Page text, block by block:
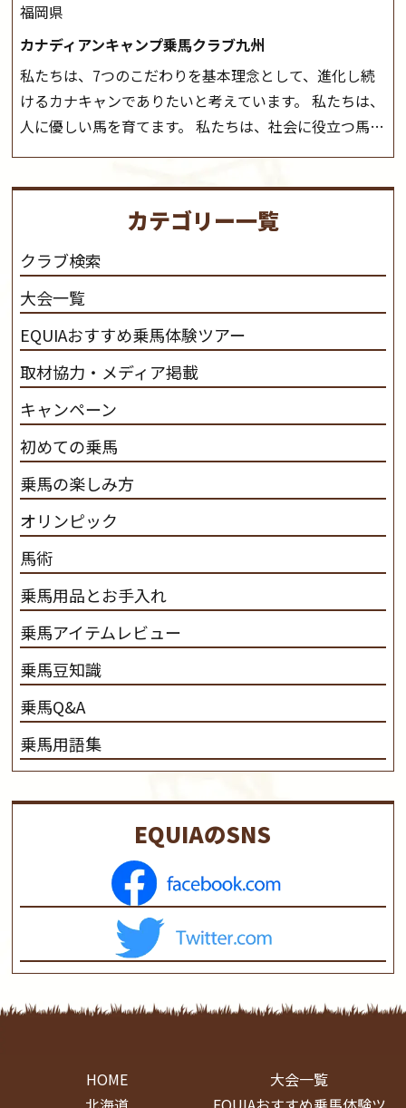
福岡県
カナディアンキャンプ乗馬クラブ九州
私たちは、7つのこだわりを基本理念として、進化し続
けるカナキャンでありたいと考えています。 私たちは、
人に優しい馬を育てます。 私たちは、社会に役立つ馬を
生産します。 私たちは、馬や人々に癒しとなる環境を守
さと魅力を追求します。 私たちは、馬の品種と血統にこ
だわります。 私たちは、乗用馬の質の向上を目指し、生
産･育成･調教を一貫して行います。カナディアンキャ
ンプ乗馬クラブ九州のツアー情報はこちら
カテゴリー一覧
クラブ検索
大会一覧
EQUIAおすすめ乗馬体験ツアー
取材協力・メディア掲載
キャンペーン
初めての乗馬
乗馬の楽しみ方
オリンピック
馬術
乗馬用品とお手入れ
乗馬アイテムレビュー
乗馬豆知識
乗馬Q&A
乗馬用語集
EQUIAのSNS
HOME
大会一覧